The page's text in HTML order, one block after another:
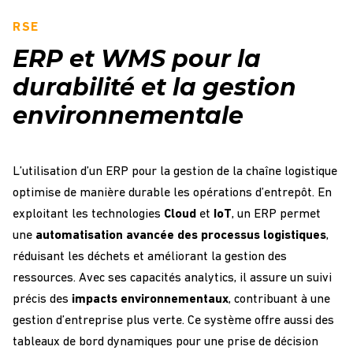
RSE
ERP et WMS pour la
durabilité et la gestion
environnementale
L’utilisation d’un ERP pour la gestion de la chaîne logistique
optimise de manière durable les opérations d’entrepôt. En
exploitant les technologies Cloud et IoT, un ERP permet
une automatisation avancée des processus logistiques,
réduisant les déchets et améliorant la gestion des
ressources. Avec ses capacités analytics, il assure un suivi
précis des impacts environnementaux, contribuant à une
gestion d’entreprise plus verte. Ce système offre aussi des
tableaux de bord dynamiques pour une prise de décision